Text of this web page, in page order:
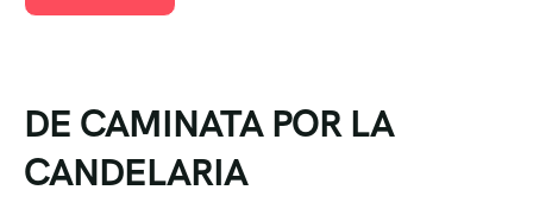
DE CAMINATA POR LA
CANDELARIA